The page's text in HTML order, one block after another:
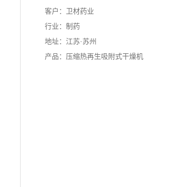
客户：卫材药业
行业：制药
地址：江苏·苏州
产品：压缩热再生吸附式干燥机